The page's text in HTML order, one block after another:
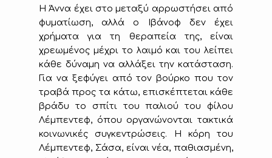
Η Άννα έχει στο μεταξύ αρρωστήσει από
φυματίωση, αλλά ο Ιβάνοφ δεν έχει
χρήματα για τη θεραπεία της, είναι
χρεωμένος μέχρι το λαιμό και του λείπει
κάθε δύναμη να αλλάξει την κατάσταση.
Για να ξεφύγει από τον βούρκο που τον
τραβά προς τα κάτω, επισκέπτεται κάθε
βράδυ το σπίτι του παλιού του φίλου
Λέμπεντεφ, όπου οργανώνονται τακτικά
κοινωνικές συγκεντρώσεις. Η κόρη του
Λέμπεντεφ, Σάσα, είναι νέα, παθιασμένη,